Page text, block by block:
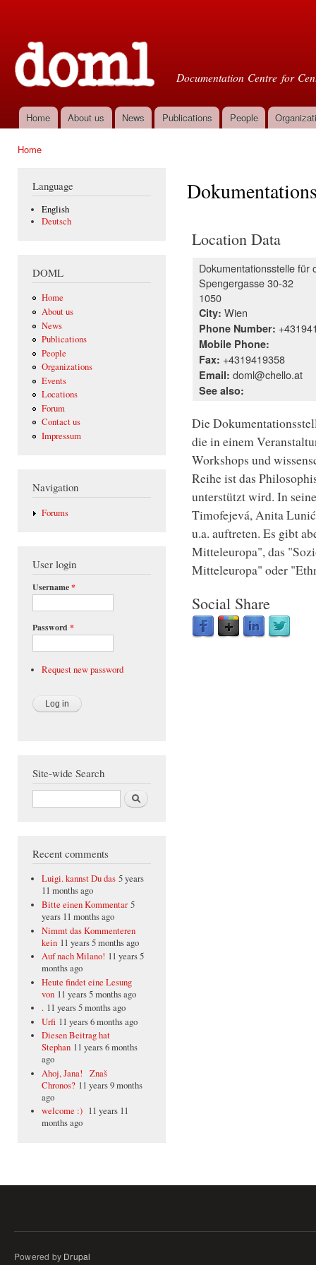
Documentation Centre for
Main menu
Home About us News Publications People
Home
Language
English
Deutsch
DOML
Home
About us
News
Publications
People
Organizations
Events
Locations
Forum
Contact us
Impressum
Navigation
Forums
User login
Username*
Password *
Request new password
Site-wide Search
Search
Recent comments
Luigi. kannst Du das 5 years
11 months ago
Bitte einen Kommentar 5
years 11 months ago
Nimmt das Kommenteren
kein 11 years 5 months ago
Auf nach Milano! 11 years 5
months ago
Heute findet eine Lesung
von 11 years 5 months ago
. 11 years 5 months ago
Urfi 11 years 6 months ago
Diesen Beitrag hat
Stephan 11 years 6 months
ago
Ahoj, Jana! Znaš
Chronos? 11 years 9 months
ago
welcome :) 11 years 11
months ago
Location Data
Dokumentationsstelle für
Spengergasse 30-32
1050
City: Wien
Phone Number:
Mobile Phone:
Fax: +4319419358
Email: doml@chello.at
See also:
Die
die in einem
Workshops und
Reihe ist das
unterstützt wird. In
Timofejevá, Anita
u.a. auftreten. Es gibt
Mitteleuropa", das
Mitteleuropa" oder
Social Share
Powered by Drupal